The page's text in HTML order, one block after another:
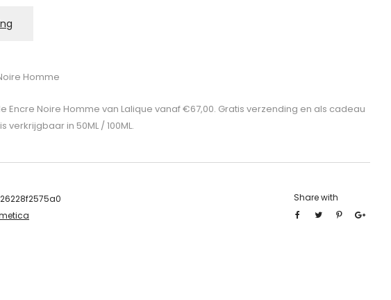
Homme
Encre Noire Homme van Lalique vanaf €67,00. Gratis verzending en als cadeau
verkrijgbaar in 50ML / 100ML.
26228f2575a0
Share with